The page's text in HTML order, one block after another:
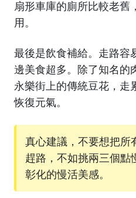
扇形車庫的廁所比較老舊
用。
最後是飲食補給。走路容
邊美食超多。除了知名的
永樂街上的傳統豆花，走
恢復元氣。
真心建議，不要想把所
趕路，不如挑兩三個點
彰化的慢活美感。